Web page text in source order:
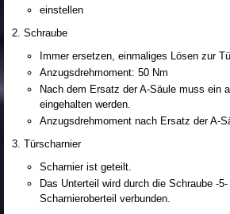
einstellen
Schraube
Immer ersetzen, einmaliges Lösen zur
Anzugsdrehmoment: 50 Nm
Nach dem Ersatz der A-Säule muss ein
eingehalten werden.
Anzugsdrehmoment nach Ersatz der A-
Türscharnier
Scharnier ist geteilt.
Das Unterteil wird durch die Schraube -
Scharnieroberteil verbunden.